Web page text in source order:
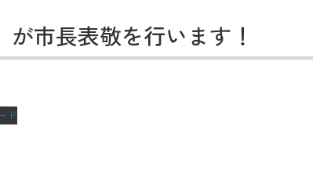
市長表敬を行います！
ド